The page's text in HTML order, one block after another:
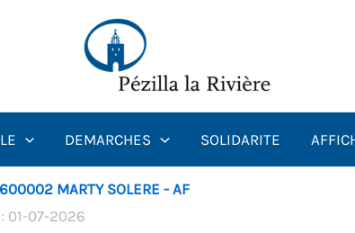
DEMARCHES SOLIDARITE
MARTY SOLERE - AF
01-07-2026